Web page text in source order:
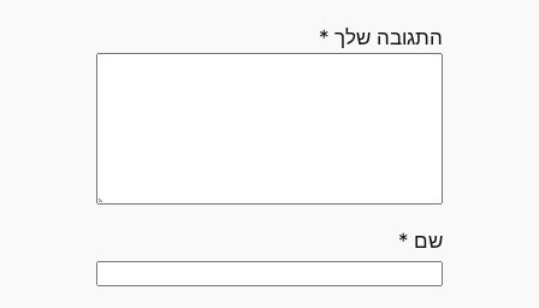
התגובה שלך *
שם *